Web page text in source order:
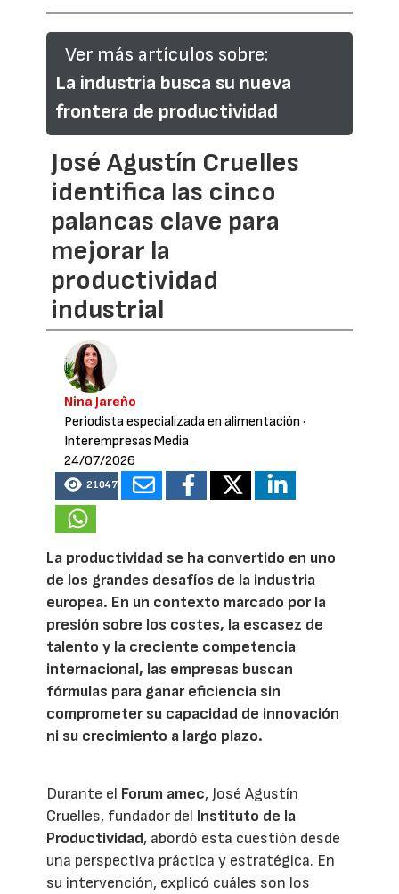
Ver más artículos sobre:
La industria busca su nueva
frontera de productividad
José Agustín Cruelles
identifica las cinco
palancas clave para
mejorar la
productividad
industrial
Nina Jareño
Periodista especializada en alimentación ·
Interempresas Media
24/07/2026
21047
La productividad se ha convertido en uno
de los grandes desafíos de la industria
europea. En un contexto marcado por la
presión sobre los costes, la escasez de
talento y la creciente competencia
internacional, las empresas buscan
fórmulas para ganar eficiencia sin
comprometer su capacidad de innovación
ni su crecimiento a largo plazo.
Durante el Forum amec, José Agustín
Cruelles, fundador del Instituto de la
Productividad, abordó esta cuestión desde
una perspectiva práctica y estratégica. En
su intervención, explicó cuáles son los